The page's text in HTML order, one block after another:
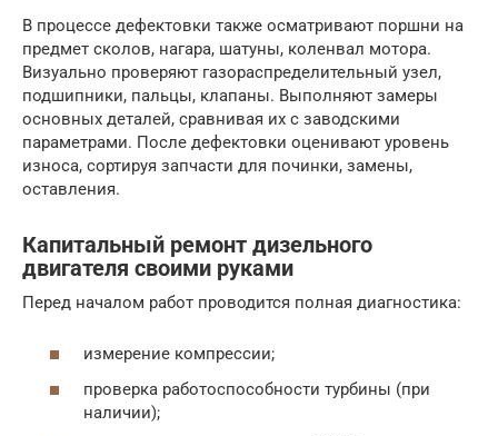
В процессе дефектовки также осматривают поршни на
предмет сколов, нагара, шатуны, коленвал мотора.
Визуально проверяют газораспределительный узел,
подшипники, пальцы, клапаны. Выполняют замеры
основных деталей, сравнивая их с заводскими
параметрами. После дефектовки оценивают уровень
износа, сортируя запчасти для починки, замены,
оставления.
Капитальный ремонт дизельного
двигателя своими руками
Перед началом работ проводится полная диагностика:
измерение компрессии;
проверка работоспособности турбины (при
наличии);